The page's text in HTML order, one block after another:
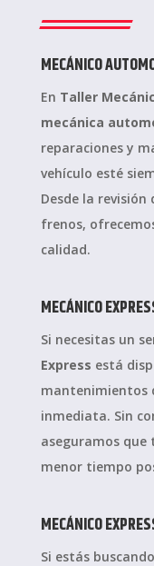
MECÁNICO
En Taller
mecánica
reparaciones y
vehículo esté
Desde la
frenos,
calidad.
MECÁNICO
Si necesitas un
Express está
mantenimientos
inmediata. Sin
aseguramos que
menor tiempo
MECÁNICO
Si estás